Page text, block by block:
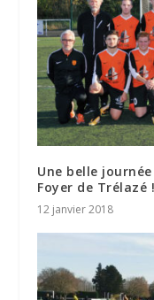
Une belle
Foyer de Trélazé !
12 janvier 2018